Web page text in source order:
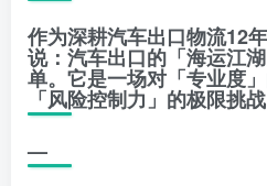
作为深耕汽车出口物流12
说：汽车出口的「海运江
单。它是一场对「专业度
「风险控制力」的极限挑
—